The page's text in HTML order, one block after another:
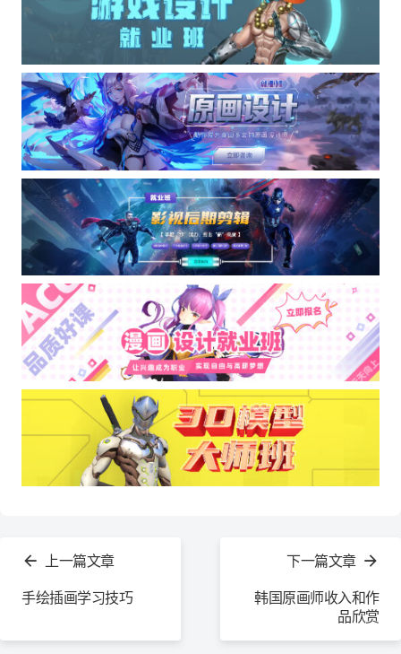
上一篇文章
手绘插画学习技巧
下一篇文章
韩国原画师收入和作
品欣赏